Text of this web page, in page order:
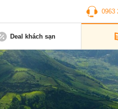
0963
Deal khách sạn